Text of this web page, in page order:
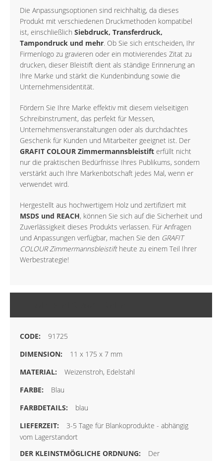
Die Anpassungsoptionen sind reichhaltig, da dieses
Produkt mit verschiedenen Druckmethoden kompatibel
ist, einschließlich Siebdruck, Transferdruck,
Tampondruck und mehr. Ob Sie sich entscheiden, Ihr
Firmenlogo zu gravieren oder ein motivierendes Zitat zu
drucken, dieser Bleistift dient als ständige Erinnerung an
Ihre Marke und stärkt die Kundenbindung sowie die
Unternehmensidentität.
Fördern Sie Ihre Marke effektiv mit diesem vielseitigen
Schreibinstrument, das perfekt für Messen,
Unternehmensveranstaltungen oder als durchdachtes
Geschenk für Kunden und Mitarbeiter geeignet ist. Der
GRAFIT COLOUR Zimmermannsbleistift erfüllt nicht
nur die praktischen Bedürfnisse Ihres Publikums, sondern
verstärkt auch Ihre Markenbotschaft jedes Mal, wenn er
verwendet wird.
Hergestellt aus hochwertigem Holz und zertifiziert mit
MSDS und REACH, können Sie sich auf die Sicherheit und
Zuverlässigkeit dieses Produkts verlassen. Für Anfragen
und Anpassungen verfügbar, machen Sie den GRAFIT
COLOUR Zimmermannsbleistiftheute zu einem Teil Ihrer
Werbestrategie!
91725
11 x 175 x 7 mm
Weizenstroh, Edelstahl
Blau
blau
3-5 Tage für Blankoprodukte - abhängig
vom Lagerstandort
Der